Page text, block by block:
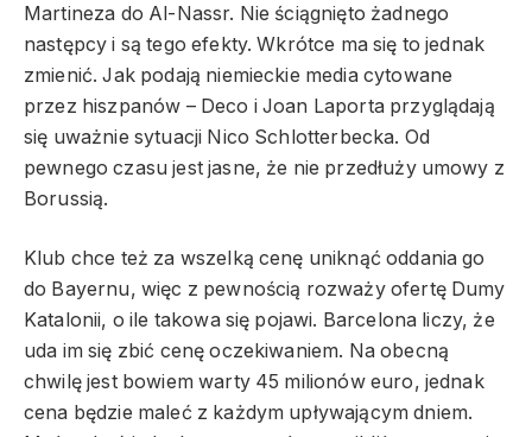
Martineza do Al-Nassr. Nie ściągnięto żadnego
następcy i są tego efekty. Wkrótce ma się to jednak
zmienić. Jak podają niemieckie media cytowane
przez hiszpanów – Deco i Joan Laporta przyglądają
się uważnie sytuacji Nico Schlotterbecka. Od
pewnego czasu jest jasne, że nie przedłuży umowy z
Borussią.
Klub chce też za wszelką cenę uniknąć oddania go
do Bayernu, więc z pewnością rozważy ofertę Dumy
Katalonii, o ile takowa się pojawi. Barcelona liczy, że
uda im się zbić cenę oczekiwaniem. Na obecną
chwilę jest bowiem warty 45 milionów euro, jednak
cena będzie maleć z każdym upływającym dniem.